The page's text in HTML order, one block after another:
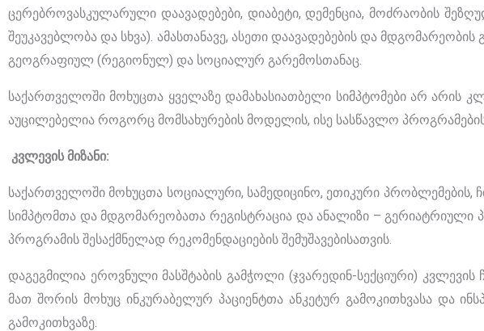
ცერებროვასკულარული დაავადებები, დიაბეტი, დემენცია, მოძრაობის
შეუკავებლობა და სხვა). ამასთანავე, ასეთი დაავადებების და
გეოგრაფიულ (რეგიონულ) და სოციალურ გარემოსთანაც.
საქართველოში მოხუცთა ყველაზე დამახასიათბელი სიმპტომები არ არის
აუცილებელია როგორც მომსახურების მოდელის, ისე სასწავლო პროგრამების
კვლევის მიზანი:
საქართველოში მოხუცთა სოციალური, სამედიცინო, ეთიკური პრობლემების,
სიმპტომთა და მდგომარეობათა რეგისტრაცია და ანალიზი – გერიატრიული
პროგრამის შესაქმნელად რეკომენდაციების შემუშავებისათვის.
დაგეგმილია ეროვნული მასშტაბის გამჭოლი (ჯვარედინ-სექციური)
მათ შორის მოხუც ინკურაბელურ პაციენტთა ანკეტურ გამოკითხვასა და
გამოკითხვაზე.